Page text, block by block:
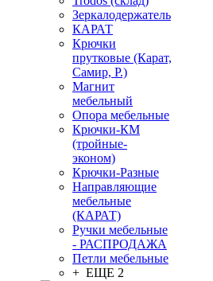
Зеркалодержатель
КАРАТ
Крючки
прутковые (Карат,
Самир, Р.)
Магнит
мебельный
Опора мебельные
Крючки-КМ
(тройные-
эконом)
Крючки-Разные
Направляющие
мебельные
(КАРАТ)
Ручки мебельные
- РАСПРОДАЖА
Петли мебельные
+ ЕЩЕ 2